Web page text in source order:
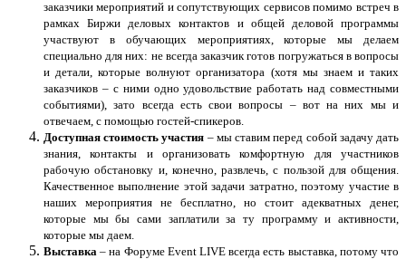
заказчики мероприятий и сопутствующих сервисов помимо встреч в
рамках Биржи деловых контактов и общей деловой программы
участвуют в обучающих мероприятиях, которые мы делаем
специально для них: не всегда заказчик готов погружаться в вопросы
и детали, которые волнуют организатора (хотя мы знаем и таких
заказчиков – с ними одно удовольствие работать над совместными
событиями), зато всегда есть свои вопросы – вот на них мы и
отвечаем, с помощью гостей-спикеров.
Доступная стоимость участия – мы ставим перед собой задачу дать
знания, контакты и организовать комфортную для участников
рабочую обстановку и, конечно, развлечь, с пользой для общения.
Качественное выполнение этой задачи затратно, поэтому участие в
наших мероприятия не бесплатно, но стоит адекватных денег,
которые мы бы сами заплатили за ту программу и активности,
которые мы даем.
Выставка– на Форуме Event LIVE всегда есть выставка, потому что